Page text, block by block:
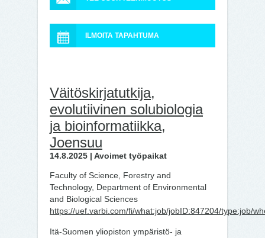
ILMOITA TAPAHTUMA
Väitöskirjatutkija,
evolutiivinen solubiologia
ja bioinformatiikka,
Joensuu
14.8.2025 | Avoimet työpaikat
Faculty of Science, Forestry and
Technology, Department of Environmental
and Biological Sciences
https://uef.varbi.com/fi/what:job/jobID:847204/type:job/
Itä-Suomen yliopiston ympäristö- ja